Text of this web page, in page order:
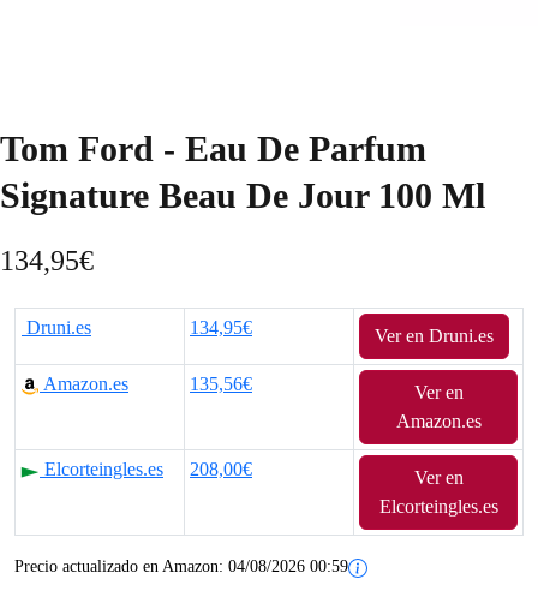
Tom Ford - Eau De Parfum
Signature Beau De Jour 100 Ml
134,95€
Druni.es 134,95€ Ver en Druni.es
Amazon.es 135,56€
Ver en
Amazon.es
Elcorteingles.es 208,00€
Ver en
Elcorteingles.es
Precio actualizado en Amazon: 04/08/2026 00:59